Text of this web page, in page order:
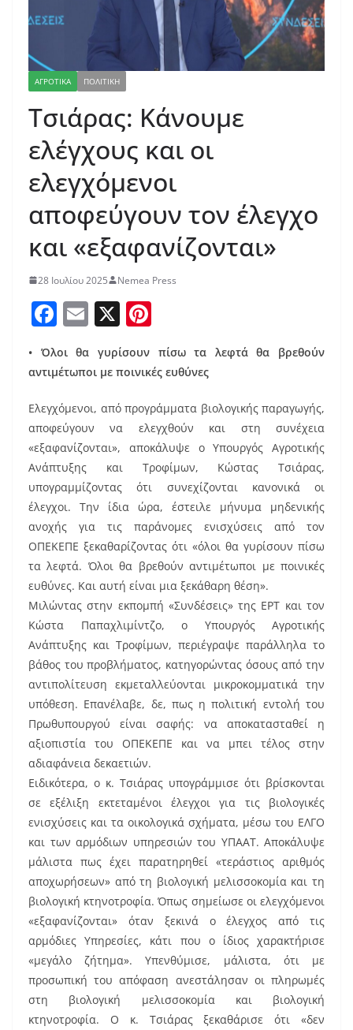
ΑΓΡΟΤΙΚΑ ΠΟΛΙΤΙΚΗ
Τσιάρας: Κάνουμε
ελέγχους και οι
ελεγχόμενοι
αποφεύγουν τον έλεγχο
και «εξαφανίζονται»
28 Ιουλίου 2025 Nemea Press
F
c
b
o
o
k
E
ai
X
nt
er
e
st
• Όλοι θα γυρίσουν πίσω τα λεφτά θα βρεθούν
αντιμέτωποι με ποινικές ευθύνες
Ελεγχόμενοι, από προγράμματα βιολογικής παραγωγής,
αποφεύγουν να ελεγχθούν και στη συνέχεια
«εξαφανίζονται», αποκάλυψε ο Υπουργός Αγροτικής
Ανάπτυξης και Τροφίμων, Κώστας Τσιάρας,
υπογραμμίζοντας ότι συνεχίζονται κανονικά οι
έλεγχοι. Την ίδια ώρα, έστειλε μήνυμα μηδενικής
ανοχής για τις παράνομες ενισχύσεις από τον
ΟΠΕΚΕΠΕ ξεκαθαρίζοντας ότι «όλοι θα γυρίσουν πίσω
τα λεφτά. Όλοι θα βρεθούν αντιμέτωποι με ποινικές
ευθύνες. Και αυτή είναι μια ξεκάθαρη θέση».
Μιλώντας στην εκπομπή «Συνδέσεις» της ΕΡΤ και τον
Κώστα Παπαχλιμίντζο, ο Υπουργός Αγροτικής
Ανάπτυξης και Τροφίμων, περιέγραψε παράλληλα το
βάθος του προβλήματος, κατηγορώντας όσους από την
αντιπολίτευση εκμεταλλεύονται μικροκομματικά την
υπόθεση. Επανέλαβε, δε, πως η πολιτική εντολή του
Πρωθυπουργού είναι σαφής: να αποκατασταθεί η
αξιοπιστία του ΟΠΕΚΕΠΕ και να μπει τέλος στην
αδιαφάνεια δεκαετιών.
Ειδικότερα, ο κ. Τσιάρας υπογράμμισε ότι βρίσκονται
σε εξέλιξη εκτεταμένοι έλεγχοι για τις βιολογικές
ενισχύσεις και τα οικολογικά σχήματα, μέσω του ΕΛΓΟ
και των αρμόδιων υπηρεσιών του ΥΠΑΑΤ. Αποκάλυψε
μάλιστα πως έχει παρατηρηθεί «τεράστιος αριθμός
αποχωρήσεων» από τη βιολογική μελισσοκομία και τη
βιολογική κτηνοτροφία. Όπως σημείωσε οι ελεγχόμενοι
«εξαφανίζονται» όταν ξεκινά ο έλεγχος από τις
αρμόδιες Υπηρεσίες, κάτι που ο ίδιος χαρακτήρισε
«μεγάλο ζήτημα». Υπενθύμισε, μάλιστα, ότι με
προσωπική του απόφαση ανεστάλησαν οι πληρωμές
στη βιολογική μελισσοκομία και βιολογική
κτηνοτροφία. Ο κ. Τσιάρας ξεκαθάρισε ότι «δεν